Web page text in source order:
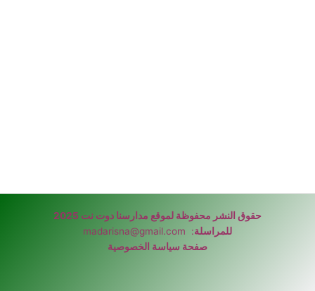
حقوق النشر محفوظة لموقع مدارسنا دوت نت 2025
للمراسلة:
madarisna@gmail.com
صفحة سياسة الخصوصية